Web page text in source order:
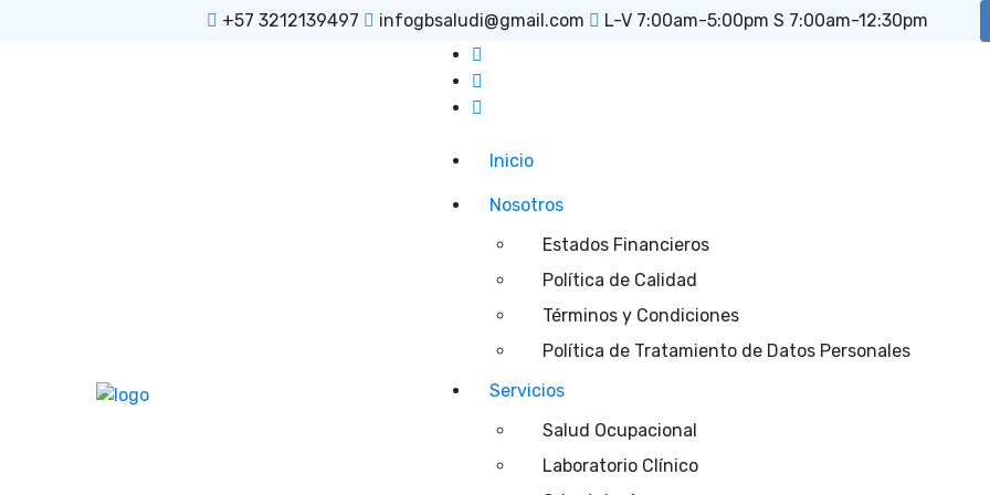
+57 3212139497 infogbsaludi@gmail.com L-V 7:00am-5:00pm S 7:00am-12:30pm
Inicio
Nosotros
Estados Financieros
Política de Calidad
Términos y Condiciones
Política de Tratamiento de Datos Personales
Servicios
Salud Ocupacional
Laboratorio Clínico